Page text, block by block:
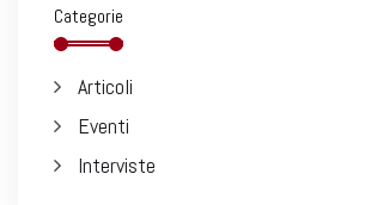
Categorie
Articoli
Eventi
Interviste